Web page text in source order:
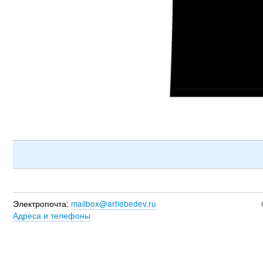
Электропочта: mailbox@artlebedev.ru
Адреса и телефоны